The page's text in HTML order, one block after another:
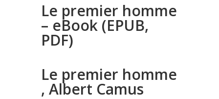
Le premier homme
– eBook (EPUB,
PDF)
Le premier homme
, Albert Camus